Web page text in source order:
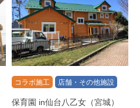
コラボ施工 店舗・その他施設
保育園 in仙台八乙女（宮城）